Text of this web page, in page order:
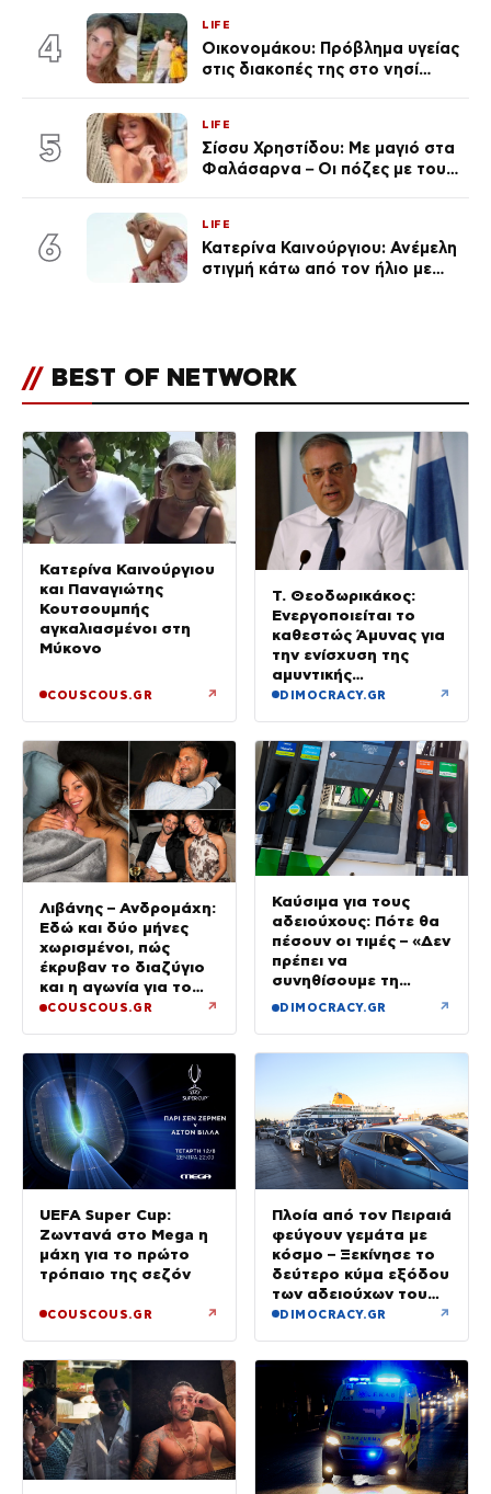
4
LIFE
Οικονομάκου: Πρόβλημα υγείας
στις διακοπές της στο νησί
5
LIFE
Σίσσυ Χρηστίδου: Με μαγιό στα
Φαλάσαρνα – Οι πόζες με τους
6
LIFE
Κατερίνα Καινούργιου: Ανέμελη
στιγμή κάτω από τον ήλιο με
// BEST OF NETWORK
Κατερίνα Καινούργιου
και Παναγιώτης
Κουτσουμπής
αγκαλιασμένοι στη
Μύκονο
COUSCOUS.GR ↗
Τ. Θεοδωρικάκος:
Ενεργοποιείται το
καθεστώς Άμυνας για
την ενίσχυση της
αμυντικής
βιομηχανίας
DIMOCRACY.GR ↗
Λιβάνης – Ανδρομάχη:
Εδώ και δύο μήνες
χωρισμένοι, πώς
έκρυβαν το διαζύγιο
και η αγωνία για το
παιδί
COUSCOUS.GR ↗
Καύσιμα για τους
αδειούχους: Πότε θα
πέσουν οι τιμές – «Δεν
πρέπει να
συνηθίσουμε τη
βενζίνη στα 2 ευρώ»
DIMOCRACY.GR ↗
UEFA Super Cup:
Ζωντανά στο Mega η
μάχη για το πρώτο
τρόπαιο της σεζόν
COUSCOUS.GR ↗
Πλοία από τον Πειραιά
φεύγουν γεμάτα με
κόσμο – Ξεκίνησε το
δεύτερο κύμα εξόδου
των αδειούχων του
Αυγούστου
DIMOCRACY.GR ↗